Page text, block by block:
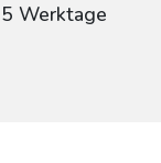
Werktage